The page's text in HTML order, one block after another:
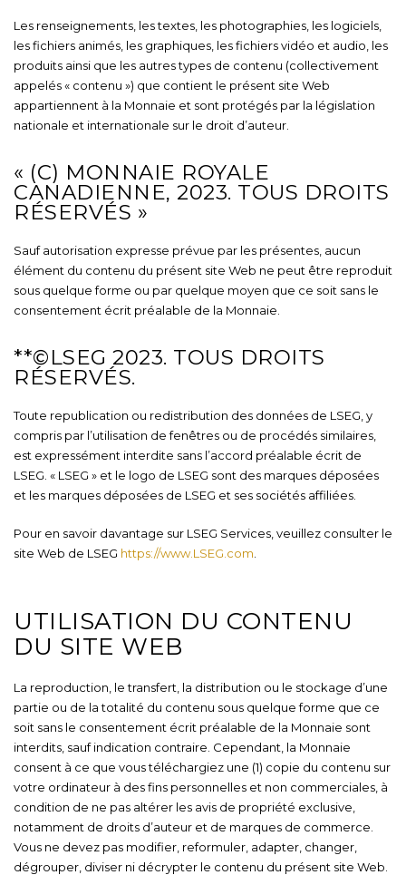
Les renseignements, les textes, les photographies, les logiciels,
les fichiers animés, les graphiques, les fichiers vidéo et audio, les
produits ainsi que les autres types de contenu (collectivement
appelés « contenu ») que contient le présent site Web
appartiennent à la Monnaie et sont protégés par la législation
nationale et internationale sur le droit d’auteur.
« (C) MONNAIE ROYALE
CANADIENNE, 2023. TOUS DROITS
RÉSERVÉS »
Sauf autorisation expresse prévue par les présentes, aucun
élément du contenu du présent site Web ne peut être reproduit
sous quelque forme ou par quelque moyen que ce soit sans le
consentement écrit préalable de la Monnaie.
**©LSEG 2023. TOUS DROITS
RÉSERVÉS.
Toute republication ou redistribution des données de LSEG, y
compris par l’utilisation de fenêtres ou de procédés similaires,
est expressément interdite sans l’accord préalable écrit de
LSEG. « LSEG » et le logo de LSEG sont des marques déposées
et les marques déposées de LSEG et ses sociétés affiliées.
Pour en savoir davantage sur LSEG Services, veuillez consulter le
site Web de LSEG https://www.LSEG.com
UTILISATION DU CONTENU
DU SITE WEB
La reproduction, le transfert, la distribution ou le stockage d’une
partie ou de la totalité du contenu sous quelque forme que ce
soit sans le consentement écrit préalable de la Monnaie sont
interdits, sauf indication contraire. Cependant, la Monnaie
consent à ce que vous téléchargiez une (1) copie du contenu sur
votre ordinateur à des fins personnelles et non commerciales, à
condition de ne pas altérer les avis de propriété exclusive,
notamment de droits d’auteur et de marques de commerce.
Vous ne devez pas modifier, reformuler, adapter, changer,
dégrouper, diviser ni décrypter le contenu du présent site Web.